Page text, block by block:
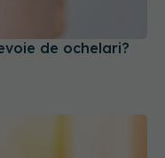
de ochelari?